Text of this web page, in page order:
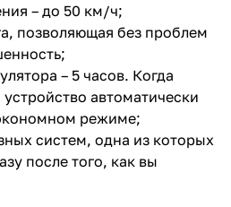
– до 50 км/ч;
позволяющая без проблем
– 5 часов. Когда
устройство автоматически
режиме;
систем, одна из которых
после того, как вы